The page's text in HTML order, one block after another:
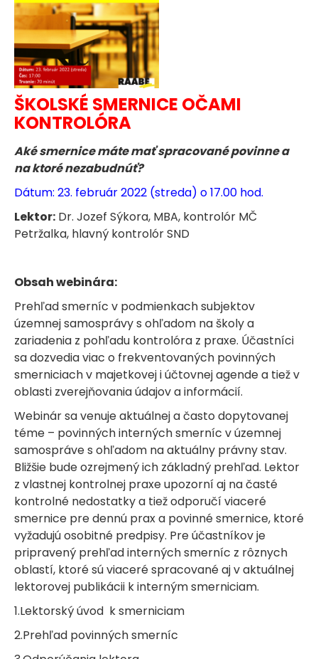
ŠKOLSKÉ SMERNICE OČAMI
KONTROLÓRA
Aké smernice máte mať spracované povinne a
na ktoré nezabudnúť?
Dátum: 23. február 2022 (streda) o 17.00 hod.
Lektor: Dr. Jozef Sýkora, MBA, kontrolór MČ
Petržalka, hlavný kontrolór SND
Obsah webinára:
Prehľad smerníc v podmienkach subjektov
územnej samosprávy s ohľadom na školy a
zariadenia z pohľadu kontrolóra z praxe. Účastníci
sa dozvedia viac o frekventovaných povinných
smerniciach v majetkovej i účtovnej agende a tiež v
oblasti zverejňovania údajov a informácií.
Webinár sa venuje aktuálnej a často dopytovanej
téme – povinných interných smerníc v územnej
samospráve s ohľadom na aktuálny právny stav.
Bližšie bude ozrejmený ich základný prehľad. Lektor
z vlastnej kontrolnej praxe upozorní aj na časté
kontrolné nedostatky a tiež odporučí viaceré
smernice pre dennú prax a povinné smernice, ktoré
vyžadujú osobitné predpisy. Pre účastníkov je
pripravený prehľad interných smerníc z rôznych
oblastí, ktoré sú viaceré spracované aj v aktuálnej
lektorovej publikácii k interným smerniciam.
1.Lektorský úvod k smerniciam
2.Prehľad povinných smerníc